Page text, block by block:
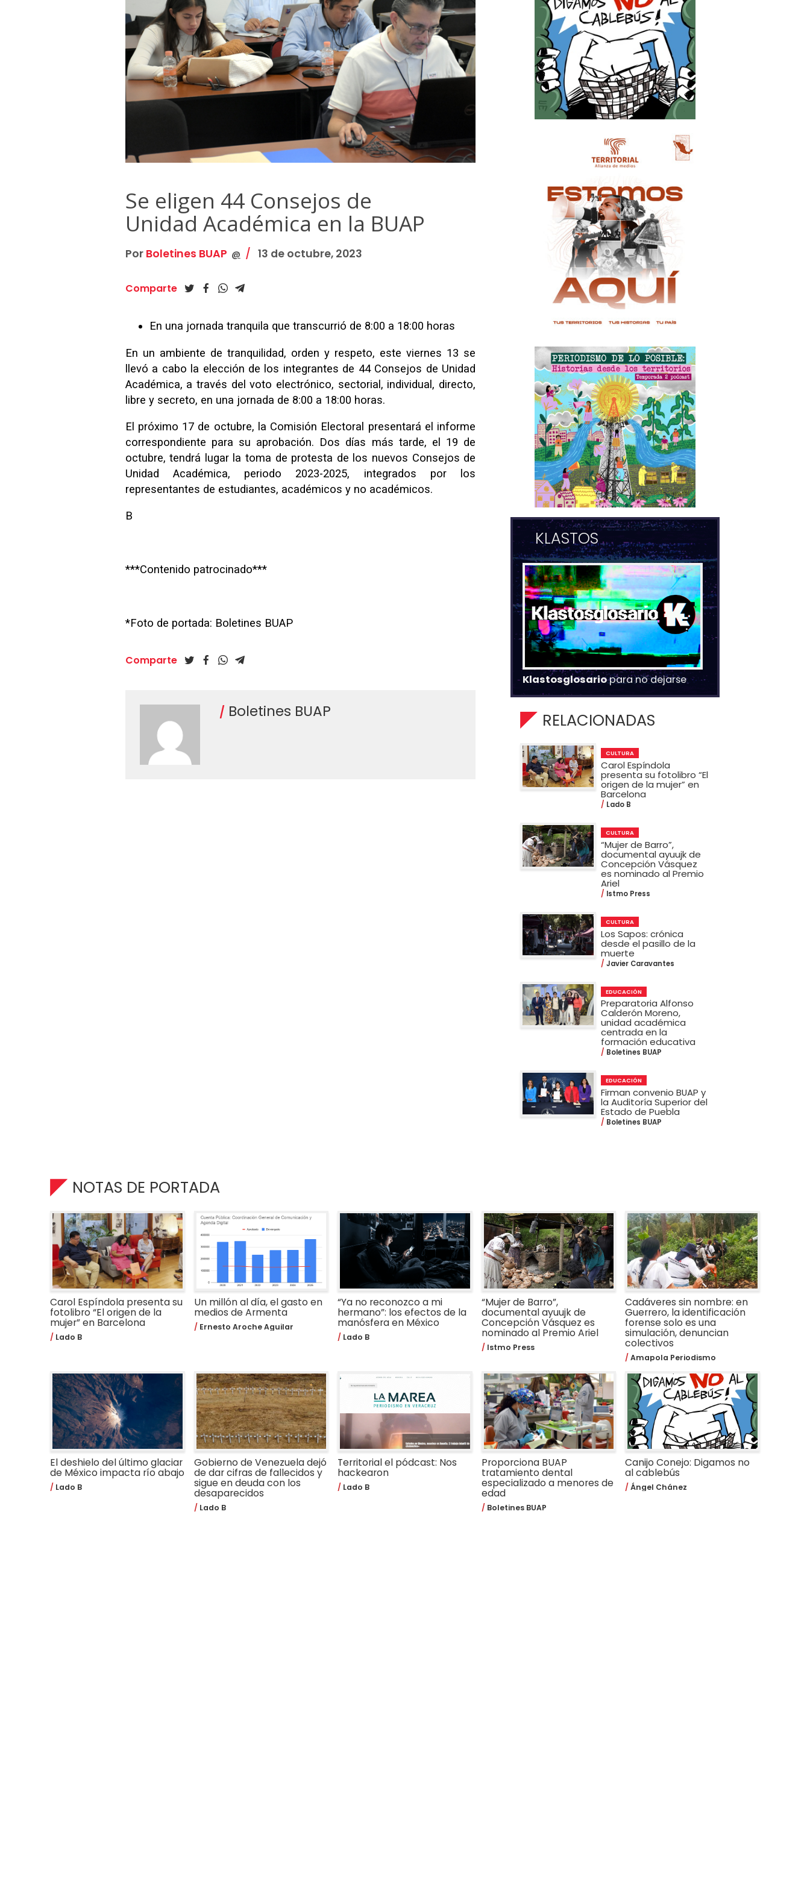
Se eligen 44 Consejos de
Unidad Académica en la BUAP
Por Boletines BUAP @ 13 de octubre, 2023
Comparte
En una jornada tranquila que transcurrió de 8:00 a 18:00 horas
En un ambiente de tranquilidad, orden y respeto, este viernes 13 se
llevó a cabo la elección de los integrantes de 44 Consejos de Unidad
Académica, a través del voto electrónico, sectorial, individual, directo,
libre y secreto, en una jornada de 8:00 a 18:00 horas.
El próximo 17 de octubre, la Comisión Electoral presentará el informe
correspondiente para su aprobación. Dos días más tarde, el 19 de
octubre, tendrá lugar la toma de protesta de los nuevos Consejos de
Unidad Académica, periodo 2023-2025, integrados por los
representantes de estudiantes, académicos y no académicos.
B
***Contenido patrocinado***
*Foto de portada: Boletines BUAP
Comparte
Boletines BUAP
KLASTOS
Klastosglosariopara no dejarse
RELACIONADAS
CULTURA
Carol Espíndola
presenta su fotolibro “El
origen de la mujer” en
Barcelona
Lado B
CULTURA
“Mujer de Barro”,
documental ayuujk de
Concepción Vásquez
es nominado al Premio
Ariel
Istmo Press
CULTURA
Los Sapos: crónica
desde el pasillo de la
muerte
Javier Caravantes
EDUCACIÓN
Preparatoria Alfonso
Calderón Moreno,
unidad académica
centrada en la
formación educativa
Boletines BUAP
EDUCACIÓN
Firman convenio BUAP y
la Auditoría Superior del
Estado de Puebla
Boletines BUAP
NOTAS DE PORTADA
Carol Espíndola presenta su
fotolibro “El origen de la
mujer” en Barcelona
Lado B
Un millón al día, el gasto en
medios de Armenta
Ernesto Aroche Aguilar
“Ya no reconozco a mi
hermano”: los efectos de la
manósfera en México
Lado B
“Mujer de Barro”,
documental ayuujk de
Concepción Vásquez es
nominado al Premio Ariel
Istmo Press
Cadáveres sin nombre: en
Guerrero, la identificación
forense solo es una
simulación, denuncian
colectivos
Amapola Periodismo
El deshielo del último glaciar
de México impacta río abajo
Lado B
Gobierno de Venezuela dejó
de dar cifras de fallecidos y
sigue en deuda con los
desaparecidos
Lado B
Territorial el pódcast: Nos
hackearon
Lado B
Proporciona BUAP
tratamiento dental
especializado a menores de
edad
Boletines BUAP
Canijo Conejo: Digamos no
al cablebús
Ángel Chánez